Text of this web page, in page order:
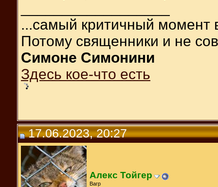
...самый критичный момент
Потому священники и не
Симоне Симонини
Здесь кое-что есть
17.06.2023, 20:27
Алекс Тойгер
Вагр